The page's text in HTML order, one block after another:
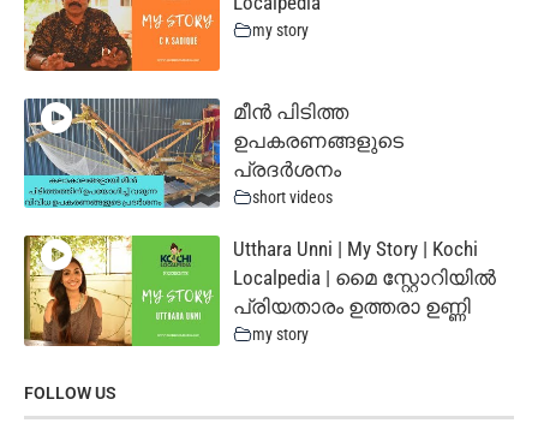
my story
മീൻ പിടിത്ത
ഉപകരണങ്ങളുടെ
പ്രദർശനം
short videos
Utthara Unni | My Story | Kochi
Localpedia | മൈ സ്റ്റോറിയില്‍
പ്രിയതാരം ഉത്തരാ ഉണ്ണി
my story
FOLLOW US